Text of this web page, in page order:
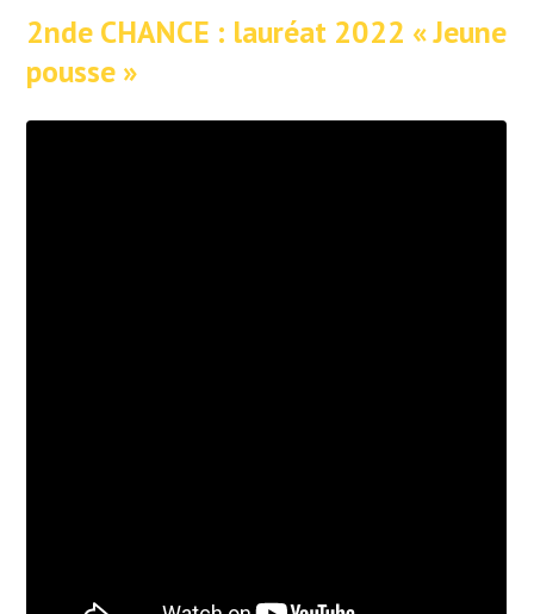
2nde CHANCE : lauréat 2022 « Jeune
pousse »